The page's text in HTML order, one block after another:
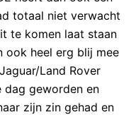
totaal niet verwacht
te komen laat staan
ook heel erg blij mee
Land Rover
dag geworden en
zijn zin gehad en